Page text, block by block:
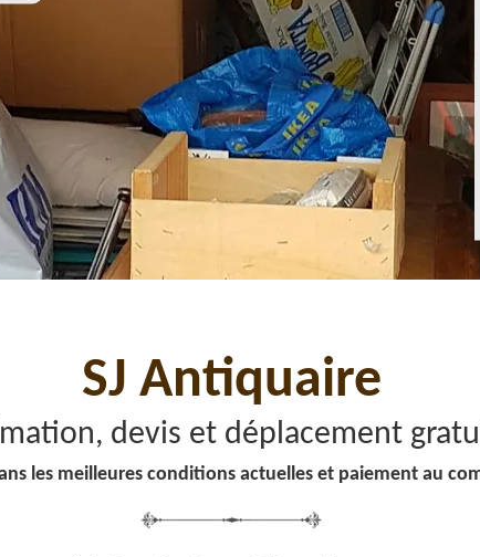
SJ Antiquaire
devis et déplacement
les meilleures conditions actuelles et paiement au